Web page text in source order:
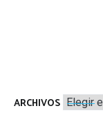
ARCHIVOS